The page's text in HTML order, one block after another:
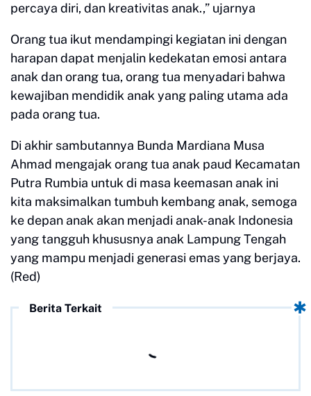
percaya diri, dan kreativitas anak.,” ujarnya
Orang tua ikut mendampingi kegiatan ini dengan
harapan dapat menjalin kedekatan emosi antara
anak dan orang tua, orang tua menyadari bahwa
kewajiban mendidik anak yang paling utama ada
pada orang tua.
Di akhir sambutannya Bunda Mardiana Musa
Ahmad mengajak orang tua anak paud Kecamatan
Putra Rumbia untuk di masa keemasan anak ini
kita maksimalkan tumbuh kembang anak, semoga
ke depan anak akan menjadi anak-anak Indonesia
yang tangguh khususnya anak Lampung Tengah
yang mampu menjadi generasi emas yang berjaya.
(Red)
Berita Terkait